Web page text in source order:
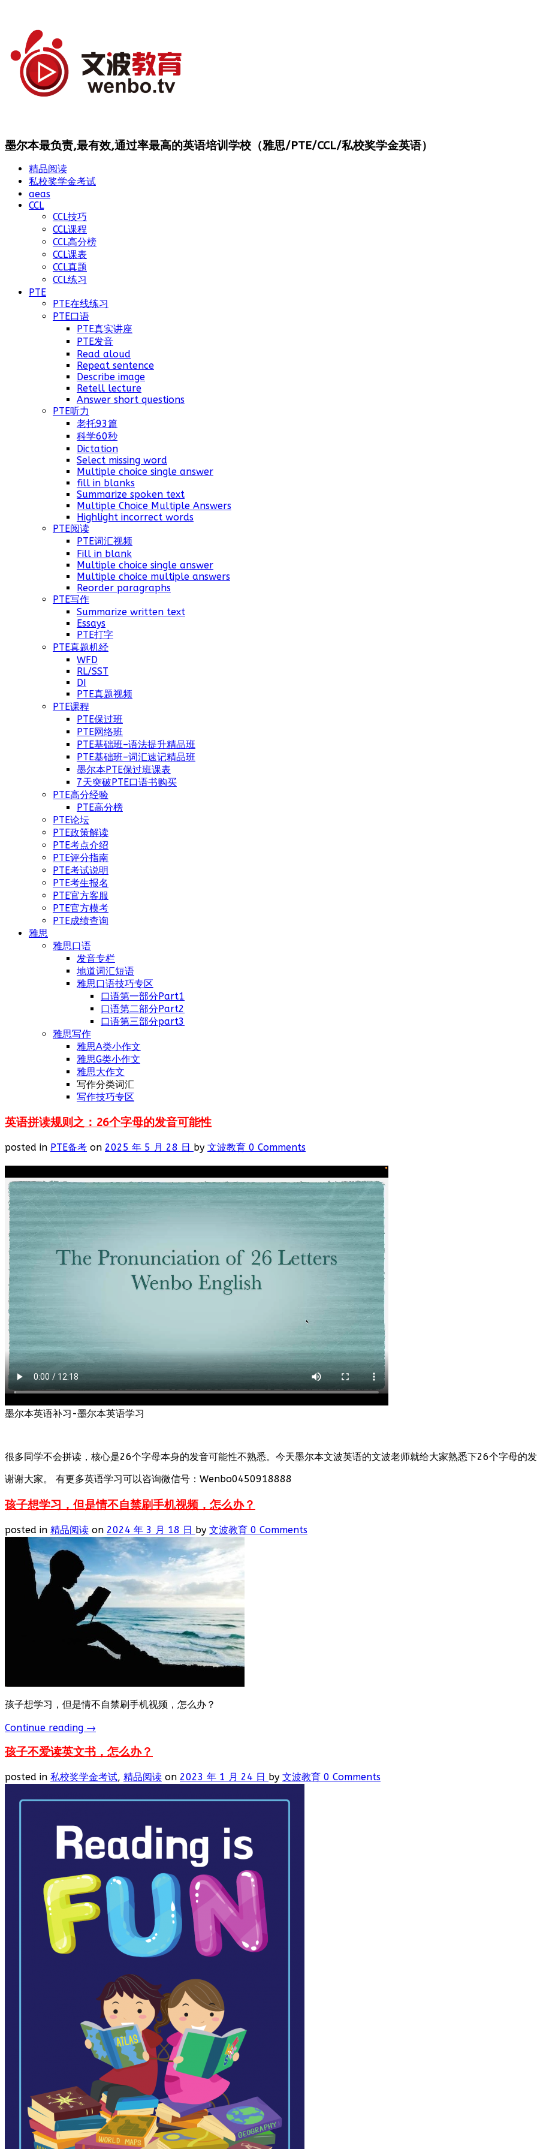
墨尔本最负责,最有效,通过率最高的英语培训学校（雅思/PTE/CCL/私校奖学金英语）
精品阅读
私校奖学金考试
aeas
CCL
CCL技巧
CCL课程
CCL高分榜
CCL课表
CCL真题
CCL练习
PTE
PTE在线练习
PTE口语
PTE真实讲座
PTE发音
Read aloud
Repeat sentence
Describe image
Retell lecture
Answer short questions
PTE听力
老托93篇
科学60秒
Dictation
Select missing word
Multiple choice single answer
fill in blanks
Summarize spoken text
Multiple Choice Multiple Answers
Highlight incorrect words
PTE阅读
PTE词汇视频
Fill in blank
Multiple choice single answer
Multiple choice multiple answers
Reorder paragraphs
PTE写作
Summarize written text
Essays
PTE打字
PTE真题机经
WFD
RL/SST
DI
PTE真题视频
PTE课程
PTE保过班
PTE网络班
PTE基础班–语法提升精品班
PTE基础班–词汇速记精品班
墨尔本PTE保过班课表
7天突破PTE口语书购买
PTE高分经验
PTE高分榜
PTE论坛
PTE政策解读
PTE考点介绍
PTE评分指南
PTE考试说明
PTE考生报名
PTE官方客服
PTE官方模考
PTE成绩查询
雅思
雅思口语
发音专栏
地道词汇短语
雅思口语技巧专区
口语第一部分Part1
口语第二部分Part2
口语第三部分part3
雅思写作
雅思A类小作文
雅思G类小作文
雅思大作文
写作分类词汇
写作技巧专区
英语拼读规则之：26个字母的发音可能性
posted in PTE备考 on 2025 年 5 月 28 日 by 文波教育 0 Comments
墨尔本英语补习-墨尔本英语学习
很多同学不会拼读，核心是26个字母本身的发音可能性不熟悉。今天墨尔本文波英语的文波老师就给大家熟悉下26个字母的发
谢谢大家。 有更多英语学习可以咨询微信号：Wenbo0450918888
孩子想学习，但是情不自禁刷手机视频，怎么办？
posted in 精品阅读 on 2024 年 3 月 18 日 by 文波教育 0 Comments
孩子想学习，但是情不自禁刷手机视频，怎么办？
Continue reading →
孩子不爱读英文书，怎么办？
posted in 私校奖学金考试, 精品阅读 on 2023 年 1 月 24 日 by 文波教育 0 Comments